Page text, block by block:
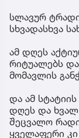
სლავურ
სხვადასხვა
ამ დღეს
რიტუალებს
მომავლის
და ამ
დღეს და
შეცვალო
ყველაფერი კი